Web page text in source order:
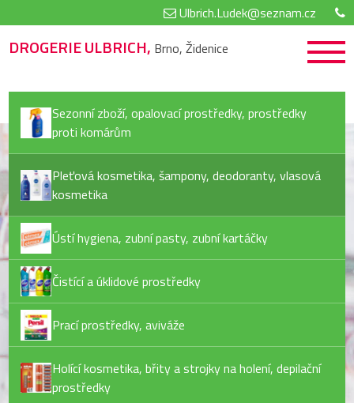
Ulbrich.Ludek@seznam.cz
DROGERIE ULBRICH, Brno, Židenice
Sezonní zboží, opalovací prostředky, prostředky
proti komárům
Pleťová kosmetika, šampony, deodoranty, vlasová
kosmetika
Ústí hygiena, zubní pasty, zubní kartáčky
Čistící a úklidové prostředky
Prací prostředky, aviváže
Holící kosmetika, břity a strojky na holení, depilační
prostředky